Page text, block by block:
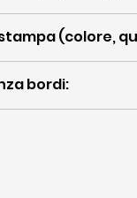
(colore,
bordi: